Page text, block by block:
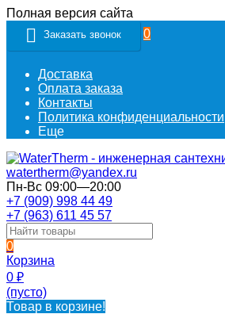
Полная версия сайта
Заказать звонок 0
Доставка
Оплата заказа
Контакты
Политика конфиденциальности
Еще
watertherm@yandex.ru
Пн-Вс 09:00—20:00
+7 (909) 998 44 49
+7 (963) 611 45 57
0
Корзина
0 ₽
(пусто)
Товар в корзине!